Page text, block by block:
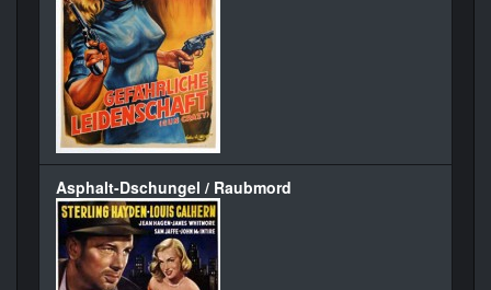
Asphalt-Dschungel / Raubmord